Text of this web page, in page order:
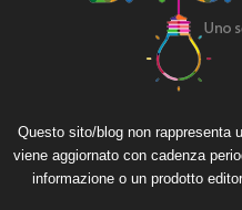
Questo sito/blog non rappresenta
viene aggiornato con cadenza
informazione o un prodotto